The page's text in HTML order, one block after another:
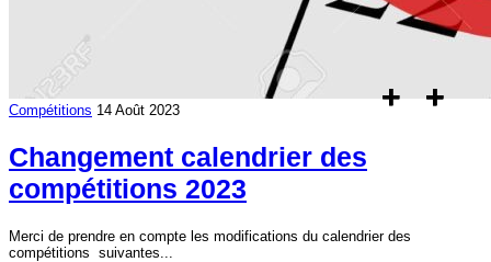
Compétitions 14 Août 2023
Changement calendrier des
compétitions 2023
Merci de prendre en compte les modifications du calendrier des
compétitions suivantes...